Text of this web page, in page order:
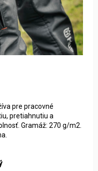
pre pracovné
pretiahnutiu a
Gramáž: 270 g/m2.